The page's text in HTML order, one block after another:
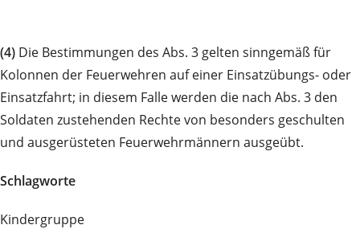
(4) Die Bestimmungen des Abs. 3 gelten sinngemäß für
Kolonnen der Feuerwehren auf einer Einsatzübungs- oder
Einsatzfahrt; in diesem Falle werden die nach Abs. 3 den
Soldaten zustehenden Rechte von besonders geschulten
und ausgerüsteten Feuerwehrmännern ausgeübt.
Schlagworte
Kindergruppe